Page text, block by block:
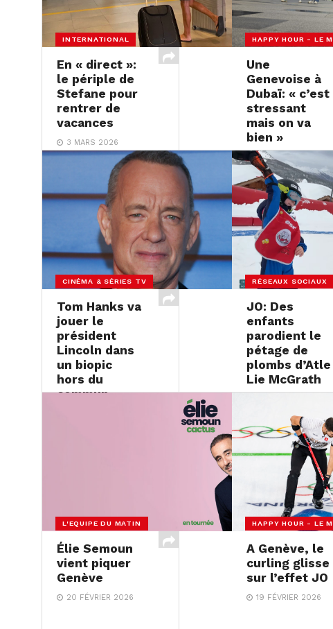
INTERNATIONAL
En « direct »:
le périple de
Stefane pour
rentrer de
vacances
3 MARS 2026
HAPPY HOUR - LE
Une
Genevoise à
Dubaï: « c’est
stressant
mais on va
bien »
2 MARS 2026
CINÉMA & SÉRIES TV
Tom Hanks va
jouer le
président
Lincoln dans
un biopic
hors du
commun
RÉSEAUX SOCIAUX
JO: Des
enfants
parodient le
pétage de
plombs d’Atle
Lie McGrath
L'EQUIPE DU MATIN
Élie Semoun
vient piquer
Genève
20 FÉVRIER 2026
HAPPY HOUR - LE
A Genève, le
curling glisse
sur l’effet JO
19 FÉVRIER 2026